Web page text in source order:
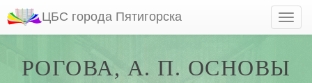
ЦБС города Пятигорска
РОГОВА, А. П. ОСНОВЫ